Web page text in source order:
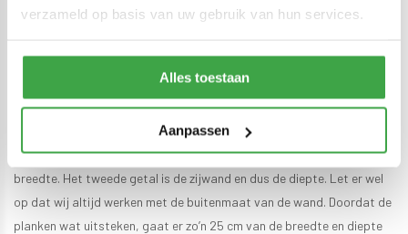
verzameld op basis van uw gebruik van hun services.
Alles toestaan
Aanpassen
Een landelijke uitstraling
Een houten overkapping met zadeldak wordt gekenmerkt door zijn
landelijke uitstraling. Het dak bestaat hierbij uit twee gelijke hellende
dakvlakken die in de nok samenkomen. Dit daktype wordt ook wel een
puntdak genoemd. Er zijn diverse afmetingen mogelijk. Het eerste
getal dat er in de titel genoemd wordt, is de achterwand en dus de
breedte. Het tweede getal is de zijwand en dus de diepte. Let er wel
op dat wij altijd werken met de buitenmaat van de wand. Doordat de
planken wat uitsteken, gaat er zo’n 25 cm van de breedte en diepte